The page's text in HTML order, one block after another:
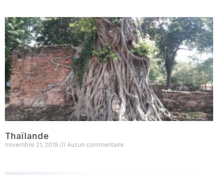
Thaïlande
novembre 21, 2019 Aucun commentaire